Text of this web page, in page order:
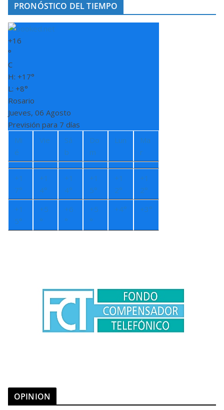
PRONÓSTICO DEL TIEMPO
+16
°
C
H: +17°
L: +8°
Rosario
Jueves, 06 Agosto
Previsión para 7 días
Mi
é
Vie
Sá
b
Do
m
Lun
Ma
r
+1
7°
+1
4°
+1
4°
+1
5°
+1
2°
+1
2°
+1
5°
+5
°
+6
°
+5
°
+4° +3°
OPINION